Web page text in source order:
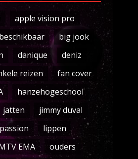
apple vision pro
beschikbaar
big jook
danique
deniz
reizen
fan cover
hanzehogeschool
jatten
jimmy duval
lippen
EMA
ouders